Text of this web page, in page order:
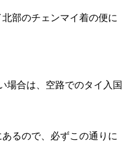
部のチェンマイ着の便に
場合は、空路でのタイ入国
るので、必ずこの通りに